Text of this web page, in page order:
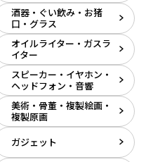
酒器・ぐい飲み・お猪
口・グラス
オイルライター・ガスラ
イター
スピーカー・イヤホン・
ヘッドフォン・音響
美術・骨董・複製絵画・
複製原画
ガジェット